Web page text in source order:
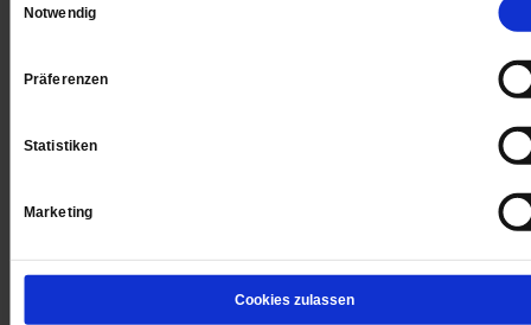
Notwendig
Präferenzen
Statistiken
Marketing
Cookies zulassen
Eine Steuer auf süße Limonaden?
Durch Softdrinks nehmen die Menschen in
viel ungesunden Zucker zu sich. Sollte deshalb eine
3 Kommentare